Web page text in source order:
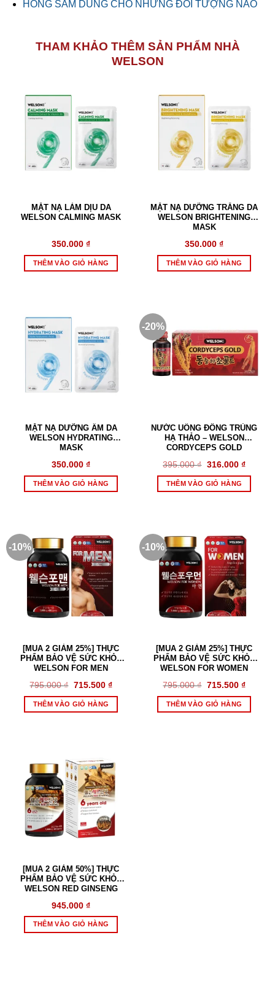
HỒNG SÂM DÙNG CHO NHỮNG ĐỐI TƯỢNG NÀO
THAM KHẢO THÊM SẢN PHẨM NHÀ
WELSON
MẶT NẠ LÀM DỊU DA
WELSON CALMING MASK
350.000 ₫
THÊM VÀO GIỎ HÀNG
MẶT NẠ DƯỠNG TRẮNG DA
WELSON BRIGHTENING
MASK
350.000 ₫
THÊM VÀO GIỎ HÀNG
MẶT NẠ DƯỠNG ẨM DA
WELSON HYDRATING
MASK
350.000 ₫
THÊM VÀO GIỎ HÀNG
-20%
NƯỚC UỐNG ĐÔNG TRÙNG
HẠ THẢO – WELSON
CORDYCEPS GOLD
395.000₫ Giá
là:
395.000 ₫.
316.000 ₫Giá
tại
THÊM VÀO GIỎ HÀNG
-10%
[MUA 2 GIẢM 25%] THỰC
PHẨM BẢO VỆ SỨC KHỎE
WELSON FOR MEN
795.000₫ Giá
là:
795.000 ₫.
715.500 ₫Giá
tại
THÊM VÀO GIỎ HÀNG
-10%
[MUA 2 GIẢM 25%] THỰC
PHẨM BẢO VỆ SỨC KHỎE
WELSON FOR WOMEN
795.000₫ Giá
là:
795.000 ₫.
715.500 ₫Giá
tại
THÊM VÀO GIỎ HÀNG
[MUA 2 GIẢM 50%] THỰC
PHẨM BẢO VỆ SỨC KHỎE
WELSON RED GINSENG
945.000 ₫
THÊM VÀO GIỎ HÀNG